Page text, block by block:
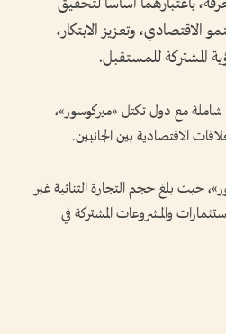
الاقتصادي، وتعزيز الابتكار،
المشتركة للمستقبل.
شاملة مع دول تكتل «ميركوسور»،
الاقتصادية بين الجانبين.
حيث بلغ حجم التجارة الثنائية غير
خلال عام 2025، فيما أسهمت الاستثمارات والمشروعات المشتركة في